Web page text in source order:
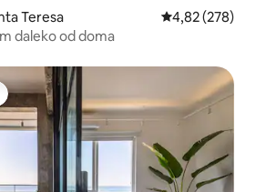
Teresa Prosečna
4,82 (278)
daleko od doma
omiljenim